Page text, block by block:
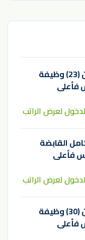
شركة تكامل القابضة تعلن (23) وظيفة
فأعلى
لعرض الراتب
القابضة
فأعلى
لعرض الراتب
شركة تكامل القابضة تعلن (30) وظيفة
فأعلى